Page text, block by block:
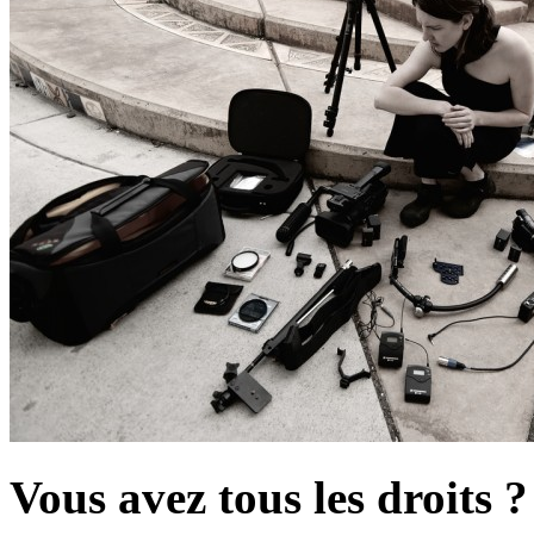
Vous avez tous les droits ?